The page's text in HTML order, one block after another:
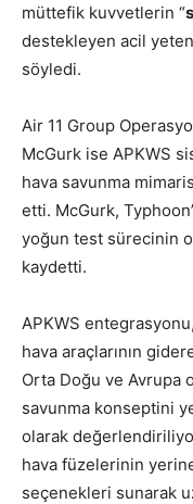
müttefik kuvvetlerin “
destekleyen acil
söyledi.
Air 11 Group
McGurk ise APKWS
hava savunma
etti. McGurk,
yoğun test sürecinin
kaydetti.
APKWS
hava araçlarının
Orta Doğu ve Avrupa
savunma konseptini
olarak
hava füzelerinin
seçenekleri sunarak